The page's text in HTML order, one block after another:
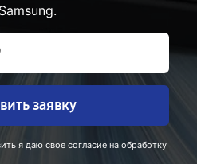
заявку
я даю свое согласие на обработку